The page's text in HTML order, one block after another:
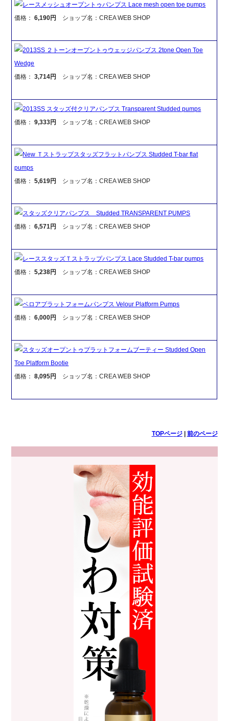
レースメッシュオープントゥパンプス Lace mesh open toe pumps
価格：6,190円 ショップ名：CREA WEB SHOP
2013SS ２トーンオープントゥウェッジパンプス 2tone Open Toe
Wedge
価格：3,714円 ショップ名：CREA WEB SHOP
2013SS スタッズ付クリアパンプス Transparent Studded pumps
価格：9,333円 ショップ名：CREA WEB SHOP
New Ｔストラップスタッズフラットパンプス Studded T-bar flat
pumps
価格：5,619円 ショップ名：CREA WEB SHOP
スタッズクリアパンプス Studded TRANSPARENT PUMPS
価格：6,571円 ショップ名：CREA WEB SHOP
レーススタッズＴストラップパンプス Lace Studded T-bar pumps
価格：5,238円 ショップ名：CREA WEB SHOP
ベロアプラットフォームパンプス Velour Platform Pumps
価格：6,000円 ショップ名：CREA WEB SHOP
スタッズオープントゥプラットフォームブーティー Studded Open
Toe Platform Bootie
価格：8,095円 ショップ名：CREA WEB SHOP
TOPページ| 前のページ